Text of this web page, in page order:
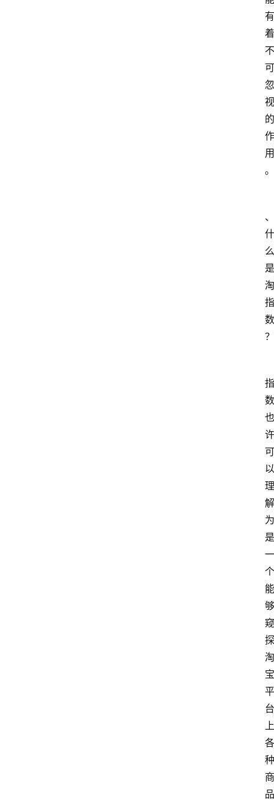
有
着
不
可
忽
视
的
作
用
。
、
什
么
是
淘
指
数
？
指
数
也
许
可
以
理
解
为
是
一
个
能
够
窥
探
淘
宝
平
台
上
各
种
商
品